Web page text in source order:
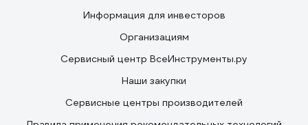
Информация для инвесторов
Организациям
Сервисный центр ВсеИнструменты.ру
Наши закупки
Сервисные центры производителей